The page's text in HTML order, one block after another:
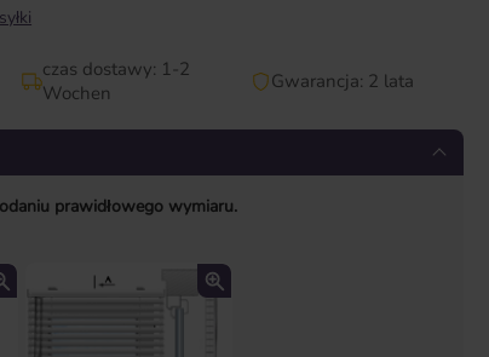
czas dostawy: 1-2
Wochen
Gwarancja: 2 lata
prawidłowego wymiaru.